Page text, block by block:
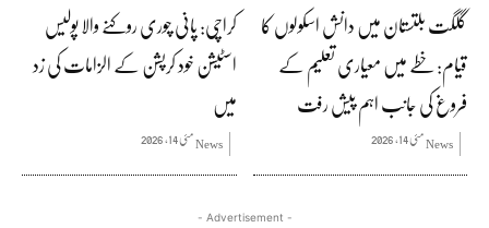
گلگت بلتستان میں دانش اسکولوں کا
قیام: خطے میں معیاری تعلیم کے
فروغ کی جانب اہم پیش رفت
Newsمئی 14, 2026
کراچی: پانی چوری روکنے والا پولیس
اسٹیشن خود کرپشن کے الزامات کی زد
میں
Newsمئی 14, 2026
- Advertisement -